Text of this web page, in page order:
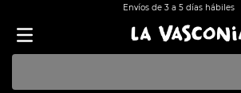
Envíos de 3 a 5 días hábiles